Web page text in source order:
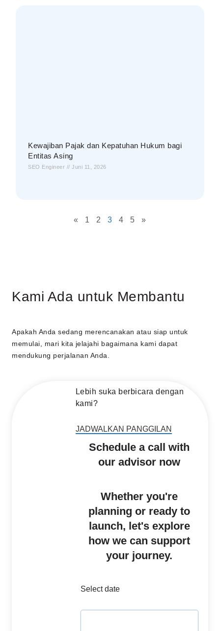
Kewajiban Pajak dan Kepatuhan Hukum bagi
Entitas Asing
SEO Engineer Juni 11, 2026
« 1 2 3 4 5 »
Kami Ada untuk Membantu
Apakah Anda sedang merencanakan atau siap untuk
memulai, mari kita jelajahi bagaimana kami dapat
mendukung perjalanan Anda.
Lebih suka berbicara dengan
kami?
JADWALKAN PANGGILAN
Schedule a call with
our advisor now
Whether you're
planning or ready to
launch, let's explore
how we can support
your journey.
Select date